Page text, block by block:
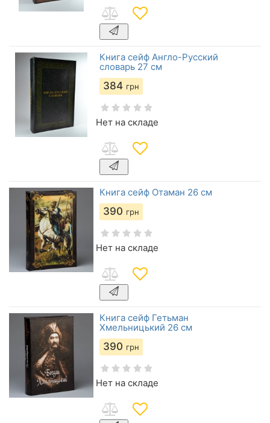
Книга сейф Англо-Русский
словарь 27 см
384 грн
Нет на складе
Книга сейф Отаман 26 см
390 грн
Нет на складе
Книга сейф Гетьман
Хмельницький 26 см
390 грн
Нет на складе